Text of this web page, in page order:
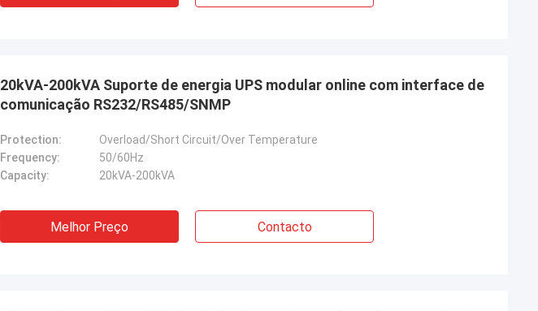
20kVA-200kVA Suporte de energia UPS modular online com interface de
comunicação RS232/RS485/SNMP
Protection:
Overload/Short Circuit/Over Temperature
Frequency:
50/60Hz
Capacity:
20kVA-200kVA
Melhor Preço Contacto